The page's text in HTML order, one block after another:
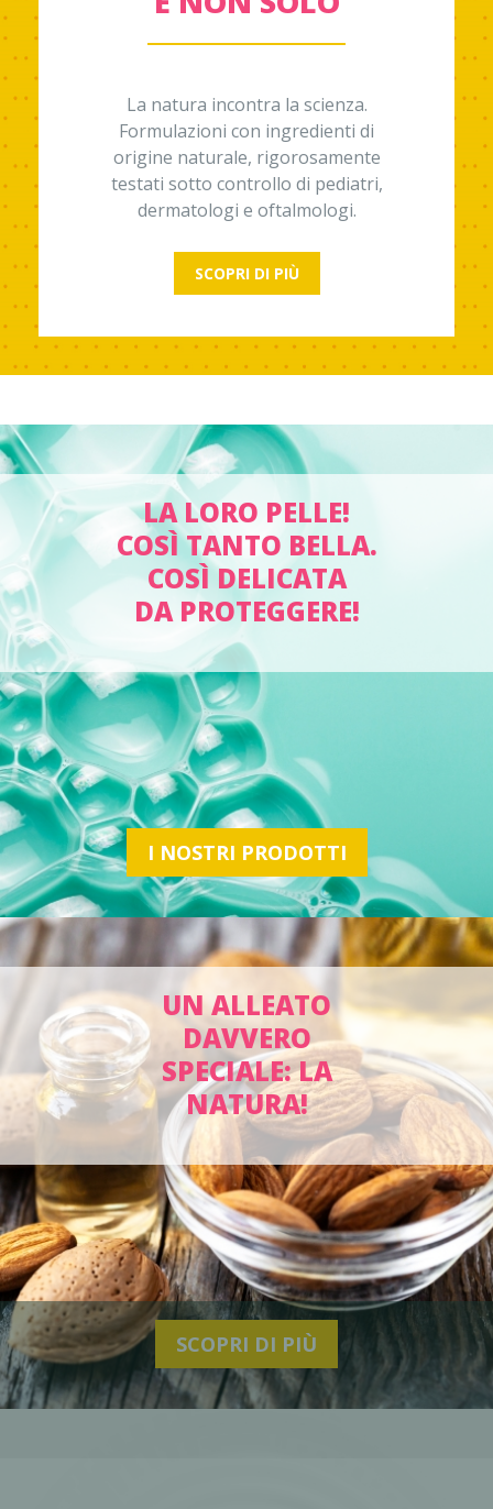
La natura incontra la scienza.
Formulazioni con ingredienti di
origine naturale, rigorosamente
testati sotto controllo di pediatri,
dermatologi e oftalmologi.
SCOPRI DI PIÙ
LA LORO PELLE!
COSÌ TANTO BELLA.
COSÌ DELICATA
DA PROTEGGERE!
I NOSTRI PRODOTTI
UN ALLEATO
DAVVERO
SPECIALE: LA
NATURA!
SCOPRI DI PIÙ